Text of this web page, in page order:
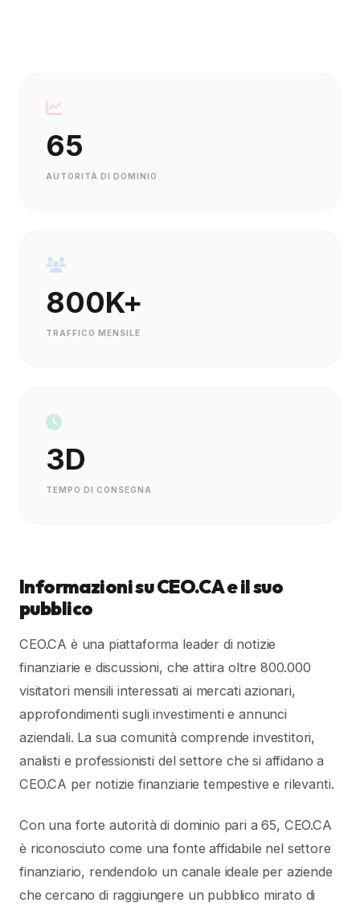
65
AUTORITÀ DI DOMINIO
800K+
TRAFFICO MENSILE
3D
TEMPO DI CONSEGNA
Informazioni su CEO.CA e il suo
pubblico
CEO.CA è una piattaforma leader di notizie
finanziarie e discussioni, che attira oltre 800.000
visitatori mensili interessati ai mercati azionari,
approfondimenti sugli investimenti e annunci
aziendali. La sua comunità comprende investitori,
analisti e professionisti del settore che si affidano a
CEO.CA per notizie finanziarie tempestive e rilevanti.
Con una forte autorità di dominio pari a 65, CEO.CA
è riconosciuto come una fonte affidabile nel settore
finanziario, rendendolo un canale ideale per aziende
che cercano di raggiungere un pubblico mirato di